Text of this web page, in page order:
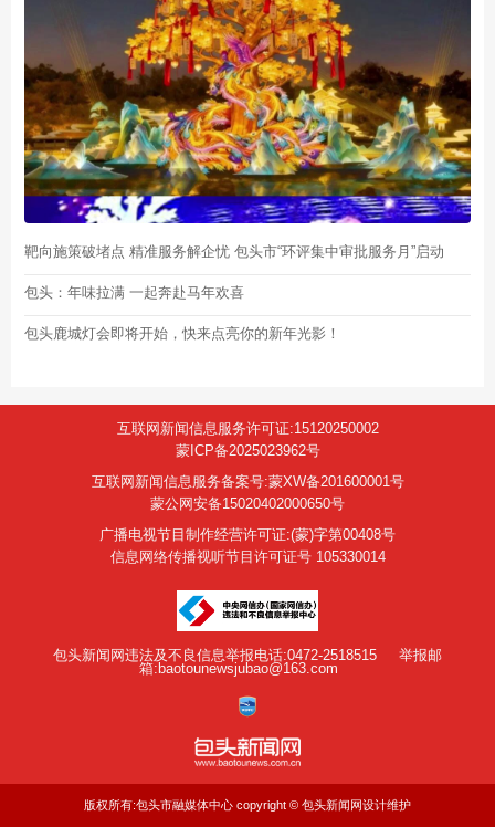
靶向施策破堵点 精准服务解企忧 包头市“环评集中审批服务月”启动
包头：年味拉满 一起奔赴马年欢喜
包头鹿城灯会即将开始，快来点亮你的新年光影！
互联网新闻信息服务许可证:15120250002
蒙ICP备2025023962号
互联网新闻信息服务备案号:蒙XW备201600001号
蒙公网安备15020402000650号
广播电视节目制作经营许可证:(蒙)字第00408号
信息网络传播视听节目许可证号 105330014
包头新闻网违法及不良信息举报电话:0472-2518515
举报邮
箱:baotounewsjubao@163.com
版权所有:包头市融媒体中心 copyright © 包头新闻网设计维护